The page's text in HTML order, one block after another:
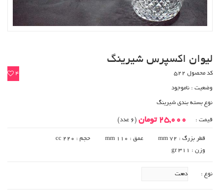
لیوان اکسپرس شیرینگ
4 کد محصول 522
وضعیت : ناموجود
نوع بسته بندی شیرینگ
قیمت : 25,000 تومان (6 عدد)
قطر بزرگ : 72 mm عمق : 110 mm
حجم : 220 cc
وزن : 311 gr
نوع :